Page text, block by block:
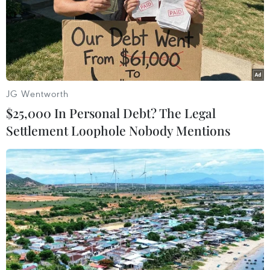
"điểm nghẽn" úng ngập,
môi trường đô thị
07/08/2026 06:51
nguồn - Giải pháp bảo vệ
kênh rạch TP Hồ Chí Minh
trong mùa mưa
07/08/2026 04:47
Miền Bắc giảm mưa từ đêm
nay, cuối tuần chuyển
nắng nóng
07/08/2026 04:41
Xuất hiện áp thấp nhiệt đới
trên khu vực vịnh Bắc Bộ
07/08/2026 03:54
JG Wentworth
$25,000 In Personal Debt? The Legal
Settlement Loophole Nobody Mentions